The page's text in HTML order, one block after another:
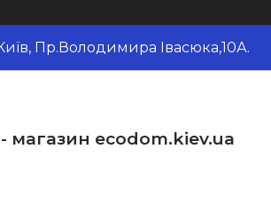
Пр.Володимира Івасюка,10А.
магазин ecodom.kiev.ua